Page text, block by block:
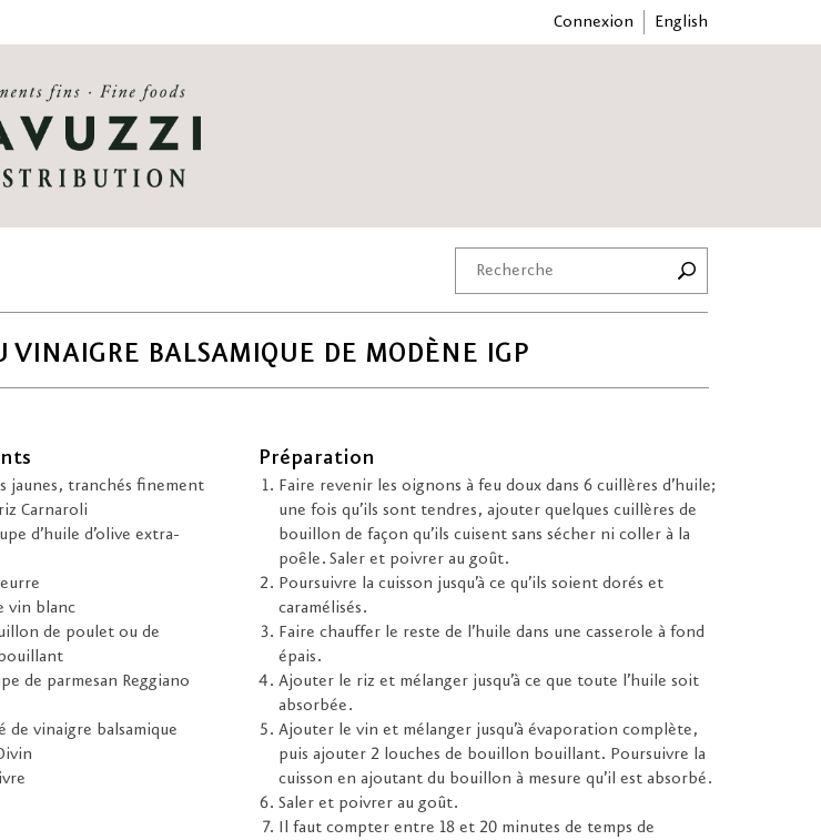
Connexion English
VINAIGRE BALSAMIQUE DE MODÈNE IGP
jaunes, tranchés finement
Carnaroli
d’huile d’olive extra-
vin blanc
de poulet ou de
de parmesan Reggiano
de vinaigre balsamique
Préparation
Faire revenir les oignons à feu doux dans 6 cuillères d’huile;
une fois qu’ils sont tendres, ajouter quelques cuillères de
bouillon de façon qu’ils cuisent sans sécher ni coller à la
poêle. Saler et poivrer au goût.
Poursuivre la cuisson jusqu’à ce qu’ils soient dorés et
caramélisés.
Faire chauffer le reste de l’huile dans une casserole à fond
épais.
Ajouter le riz et mélanger jusqu’à ce que toute l’huile soit
absorbée.
Ajouter le vin et mélanger jusqu’à évaporation complète,
puis ajouter 2 louches de bouillon bouillant. Poursuivre la
cuisson en ajoutant du bouillon à mesure qu’il est absorbé.
Saler et poivrer au goût.
Il faut compter entre 18 et 20 minutes de temps de